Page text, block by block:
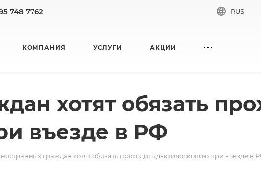
748 7762 RUS
КОМПАНИЯ УСЛУГИ АКЦИИ
хотят обязать
въезде в РФ
граждан хотят обязать проходить дактилоскопию при въезде в